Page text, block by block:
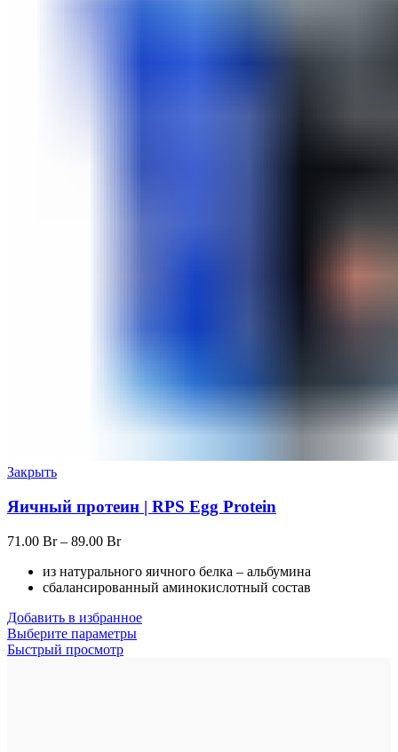
Закрыть
Яичный протеин | RPS Egg Protein
71.00 Br– 89.00 Br
из натурального яичного белка – альбумина
сбалансированный аминокислотный состав
Добавить в избранное
Выберите параметры
Быстрый просмотр